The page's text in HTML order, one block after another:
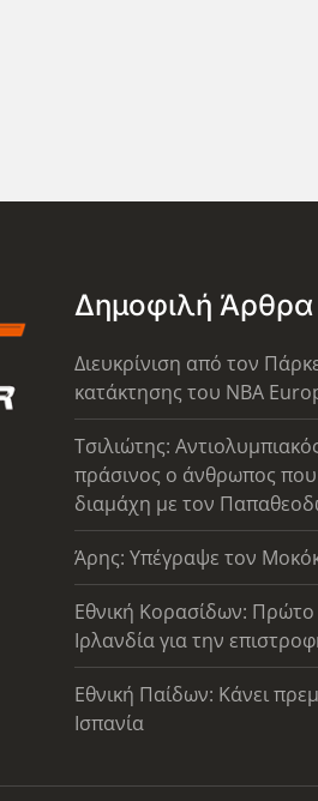
Δημοφιλή Άρθρα
Διευκρίνιση από τον
κατάκτησης του ΝΒΑ
Τσιλιώτης:
πράσινος ο άνθρωπος που
διαμάχη με τον
Άρης: Υπέγραψε τον
Εθνική Κορασίδων:
Ιρλανδία για την
Εθνική Παίδων: Κάνει
Ισπανία